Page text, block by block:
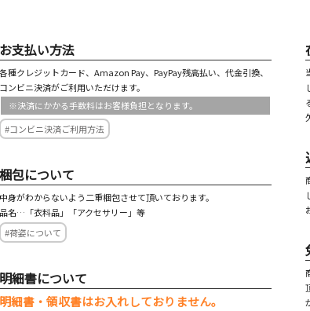
お支払い方法
各種クレジットカード、Amazon Pay、PayPay残高払い、代金引換、
コンビニ決済がご利用いただけます。
※決済にかかる手数料はお客様負担となります。
#コンビニ決済ご利用方法
梱包について
中身がわからないよう二重梱包させて頂いております。
品名…「衣料品」「アクセサリー」等
#荷姿について
明細書について
明細書・領収書はお入れしておりません。